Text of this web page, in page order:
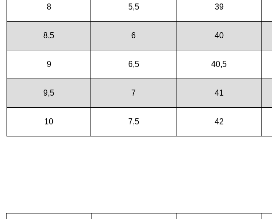
8 5,5 39
8,5 6 40
9 6,5 40,5
9,5 7 41
10 7,5 42